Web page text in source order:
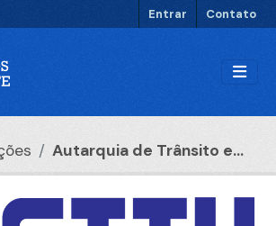
Entrar Contato
Autarquia de Trânsito e...